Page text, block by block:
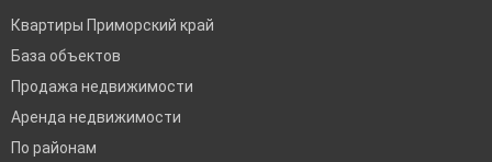
Квартиры Приморский край
База объектов
Продажа недвижимости
Аренда недвижимости
По районам